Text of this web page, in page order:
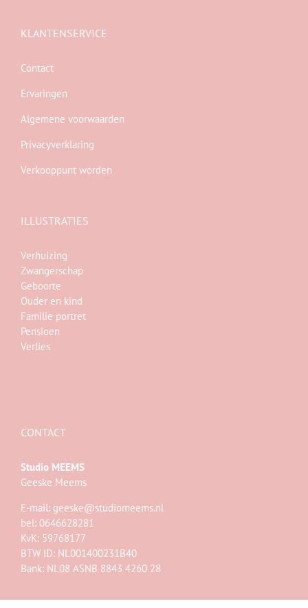
KLANTENSERVICE
Contact
Ervaringen
Algemene voorwaarden
Privacyverklaring
Verkooppunt worden
ILLUSTRATIES
Verhuizing
Zwangerschap
Geboorte
Ouder en kind
Familie portret
Pensioen
Verlies
CONTACT
Studio MEEMS
Geeske Meems
E-mail: geeske@studiomeems.nl
bel: 0646628281
KvK: 59768177
BTW ID: NL001400231B40
Bank: NL08 ASNB 8843 4260 28